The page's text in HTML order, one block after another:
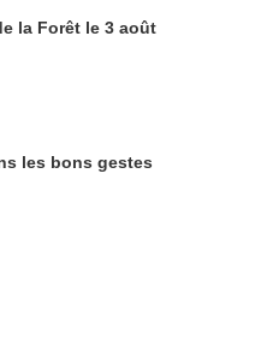
la Forêt le 3 août
les bons gestes